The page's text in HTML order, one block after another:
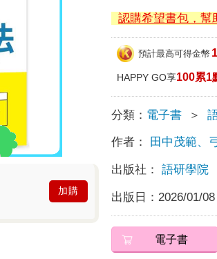
加購
認購希望書包，幫
預計最高可得金幣
HAPPY GO享100累1
分類： 電子書 ＞
作者： 田中茂範、
出版社： 語研學院
出版日： 2026/01/08
電子書